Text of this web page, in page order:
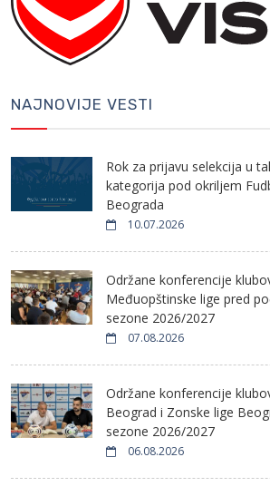
NAJNOVIJE VESTI
Rok za prijavu selekcija u
kategorija pod okriljem
Beograda
10.07.2026
Održane konferencije
Međuopštinske lige pred
sezone 2026/2027
07.08.2026
Održane konferencije
Beograd i Zonske lige
sezone 2026/2027
06.08.2026